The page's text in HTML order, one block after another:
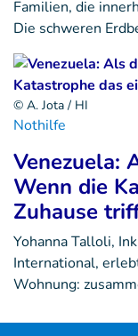
Familien, die
Die schweren
© A. Jota / HI
Nothilfe
Venezuela:
Wenn die
Zuhause
Yohanna Talloli,
International,
Wohnung: